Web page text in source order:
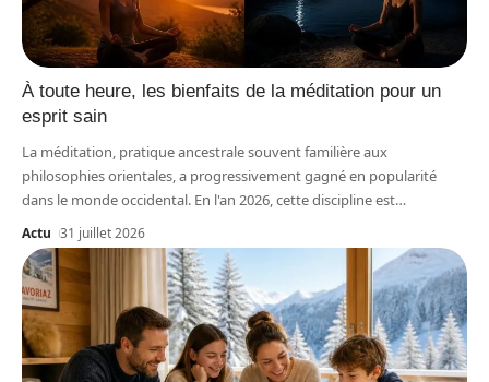
À toute heure, les bienfaits de la méditation pour un
esprit sain
La méditation, pratique ancestrale souvent familière aux
philosophies orientales, a progressivement gagné en popularité
dans le monde occidental. En l'an 2026, cette discipline est…
Actu 31 juillet 2026